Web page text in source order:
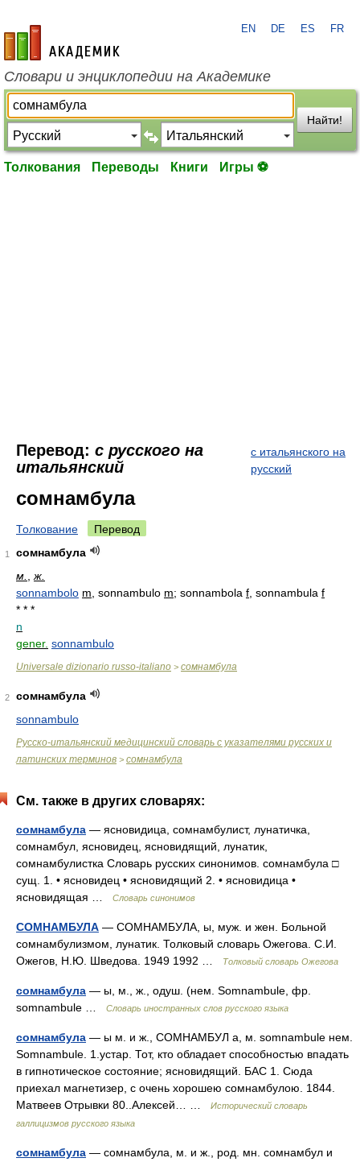
academic.ru
EN DE ES FR
Словари и энциклопедии на Академике
Найти!
Толкования Переводы Книги Игры ⚽
Перевод: с русского на
итальянский
с итальянского на
русский
сомнамбула
Толкование Перевод
1
сомнамбула
м.
ж.
sonnambolo m , sonnambulo m; sonnambola f , sonnambula f
* * *
n
gener. sonnambulo
Universale dizionario russo-italiano > сомнамбула
2
сомнамбула
sonnambulo
Русско-итальянский медицинский словарь с указателями русских и
латинских терминов > сомнамбула
См. также в других словарях:
сомнамбула — ясновидица, сомнамбулист, лунатичка,
сомнамбул, ясновидец, ясновидящий, лунатик,
сомнамбулистка Словарь русских синонимов. сомнамбула □
сущ. 1. • ясновидец • ясновидящий 2. • ясновидица •
ясновидящая …
Словарь синонимов
СОМНАМБУЛА — СОМНАМБУЛА, ы, муж. и жен. Больной
сомнамбулизмом, лунатик. Толковый словарь Ожегова. С.И.
Ожегов, Н.Ю. Шведова. 1949 1992 …
Толковый словарь Ожегова
сомнамбула — ы, м., ж., одуш. (нем. Somnambule, фр.
somnambule …
Словарь иностранных слов русского языка
сомнамбула — ы м. и ж., СОМНАМБУЛ а, м. somnambule нем.
Somnambule. 1.устар. Тот, кто обладает способностью впадать
в гипнотическое состояние; ясновидящий. БАС 1. Сюда
приехал магнетизер, c очень хорошею сомнамбулою. 1844.
Матвеев Отрывки 80..Алексей… …
Исторический словарь
галлицизмов русского языка
сомнамбула — сомнамбула, м. и ж., род. мн. сомнамбул и